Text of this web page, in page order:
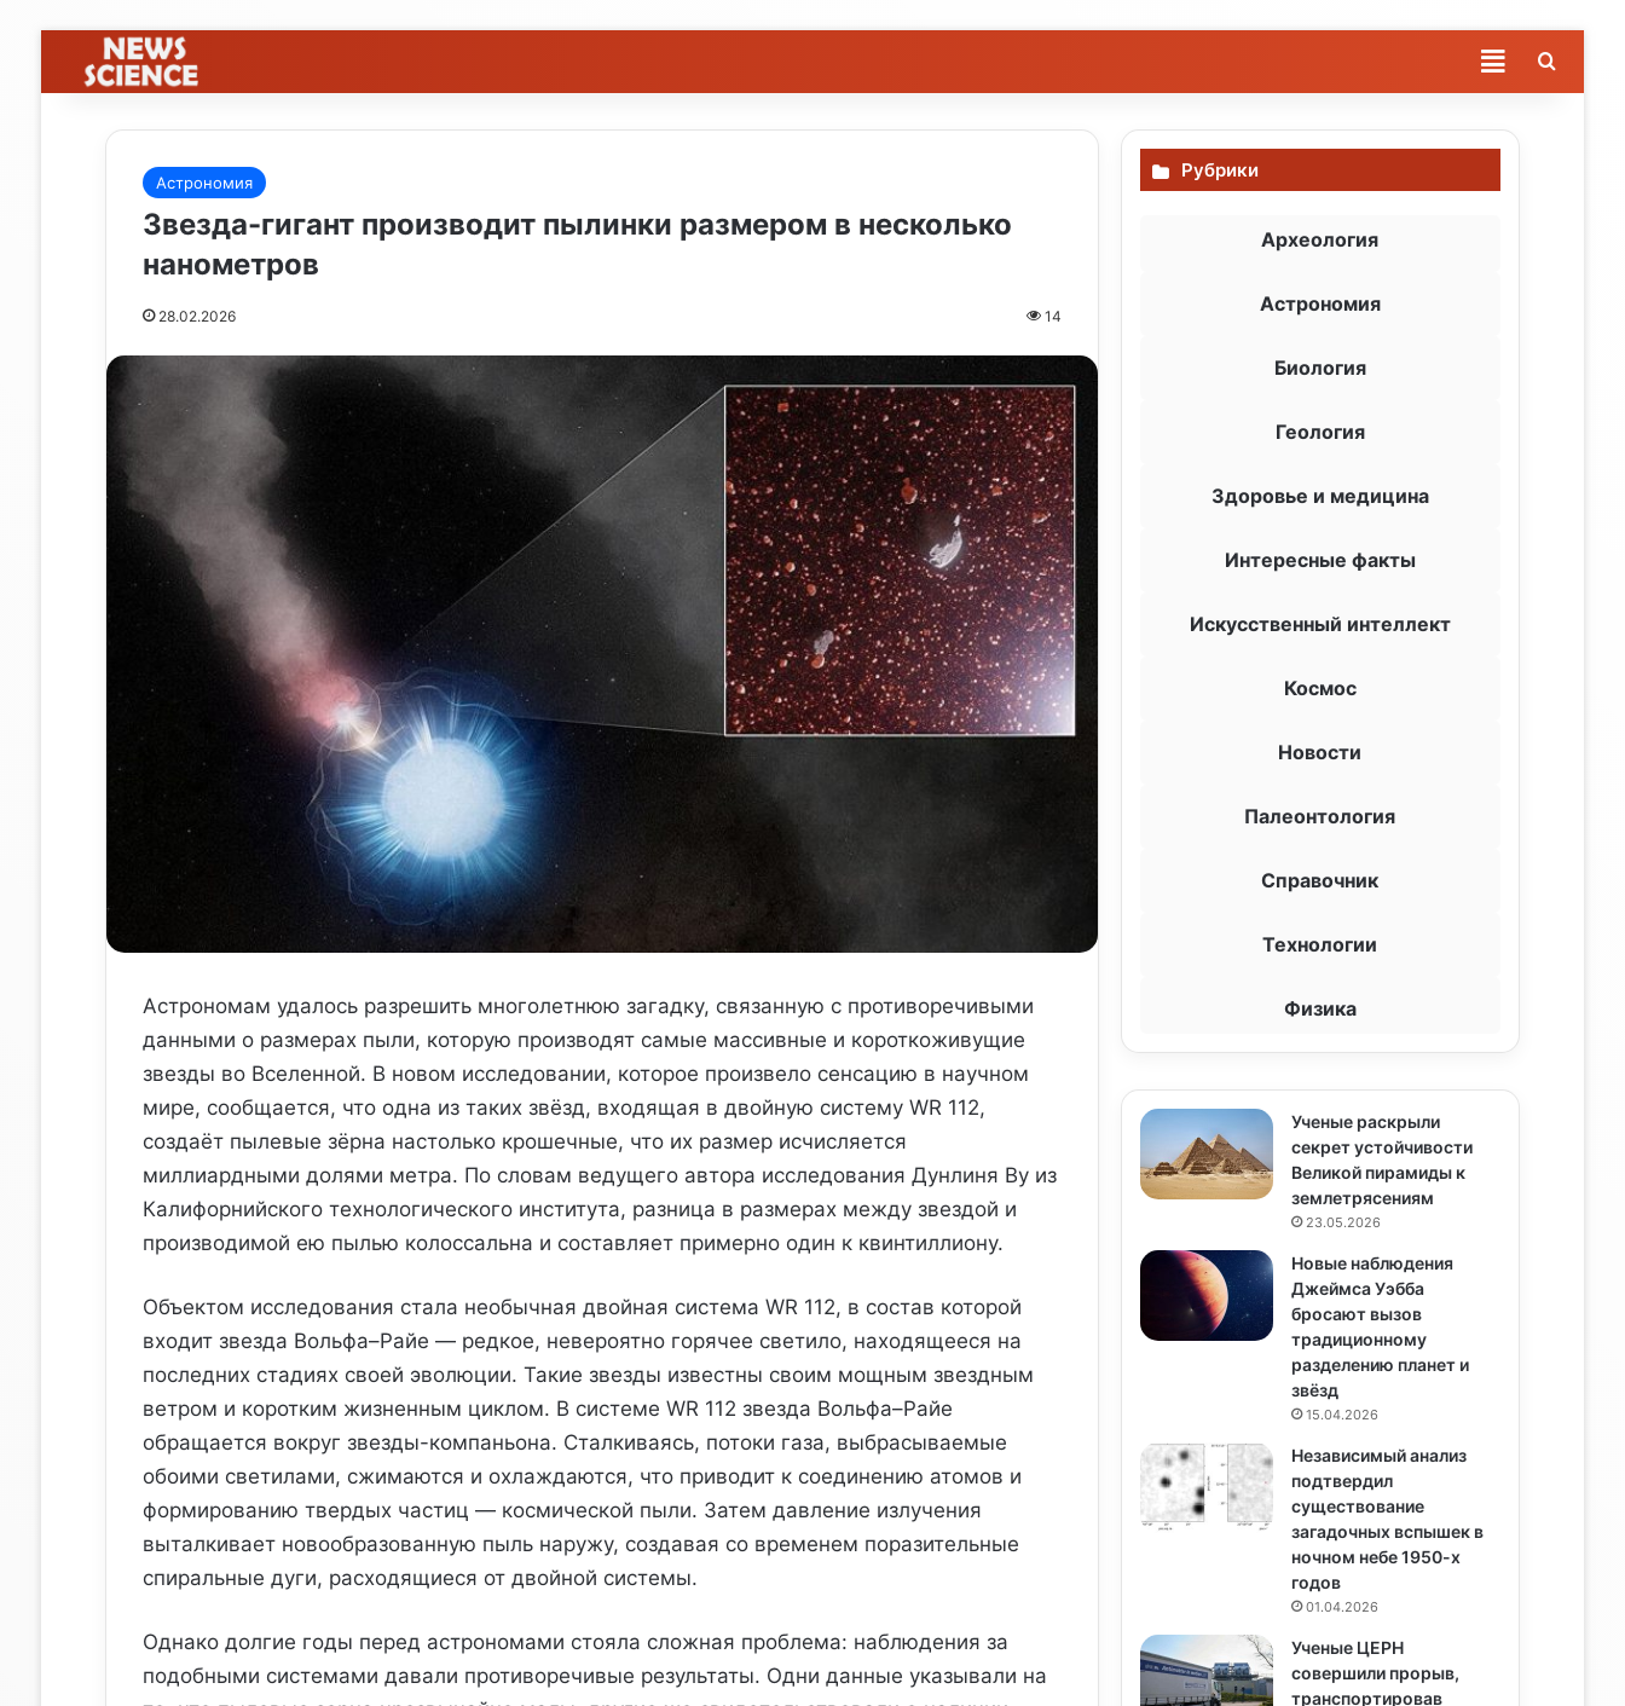
РУБРИКИ
Астрономия
Звезда-гигант производит пылинки размером в несколько
нанометров
28.02.2026 14
Астрономам удалось разрешить многолетнюю загадку, связанную с противоречивыми
данными о размерах пыли, которую производят самые массивные и короткоживущие
звезды во Вселенной. В новом исследовании, которое произвело сенсацию в научном
мире, сообщается, что одна из таких звёзд, входящая в двойную систему WR 112,
создаёт пылевые зёрна настолько крошечные, что их размер исчисляется
миллиардными долями метра. По словам ведущего автора исследования Дунлиня Ву из
Калифорнийского технологического института, разница в размерах между звездой и
производимой ею пылью колоссальна и составляет примерно один к квинтиллиону.
Объектом исследования стала необычная двойная система WR 112, в состав которой
входит звезда Вольфа–Райе — редкое, невероятно горячее светило, находящееся на
последних стадиях своей эволюции. Такие звезды известны своим мощным звездным
ветром и коротким жизненным циклом. В системе WR 112 звезда Вольфа–Райе
обращается вокруг звезды-компаньона. Сталкиваясь, потоки газа, выбрасываемые
обоими светилами, сжимаются и охлаждаются, что приводит к соединению атомов и
формированию твердых частиц — космической пыли. Затем давление излучения
выталкивает новообразованную пыль наружу, создавая со временем поразительные
спиральные дуги, расходящиеся от двойной системы.
Однако долгие годы перед астрономами стояла сложная проблема: наблюдения за
подобными системами давали противоречивые результаты. Одни данные указывали на
Рубрики
Археология
Астрономия
Биология
Геология
Здоровье и медицина
Интересные факты
Искусственный интеллект
Космос
Новости
Палеонтология
Справочник
Технологии
Физика
Ученые раскрыли
секрет устойчивости
Великой пирамиды к
землетрясениям
23.05.2026
Новые наблюдения
Джеймса Уэбба
бросают вызов
традиционному
разделению планет и
звёзд
15.04.2026
Независимый анализ
подтвердил
существование
загадочных вспышек в
ночном небе 1950-х
годов
01.04.2026
Ученые ЦЕРН
совершили прорыв,
транспортировав